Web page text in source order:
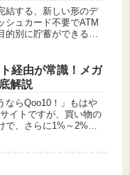
結する、新しい形のデ
シュカード不要でATM
的別に貯蓄ができる
経由が常識！メガ
解説
ならQoo10！」もはや
イトですが、買い物の
、さらに1%～2%お